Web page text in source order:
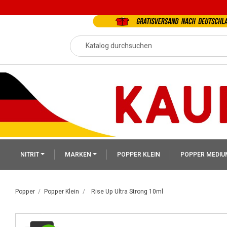
NITRIT MARKEN POPPER KLEIN POPPER
Popper Popper Klein Rise Up Ultra Strong 10ml